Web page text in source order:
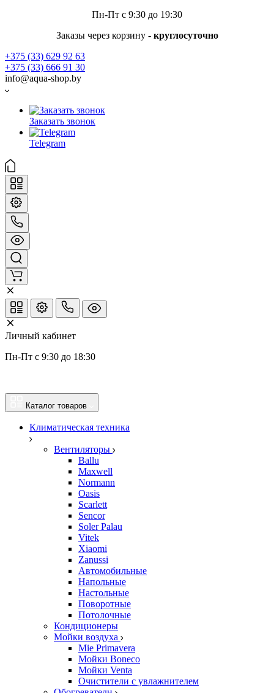
Пн-Пт с 9:30 до 19:30
Заказы через корзину - круглосуточно
+375 (33) 629 92 63
+375 (33) 666 91 30
info@aqua-shop.by
Заказать звонок
Telegram
Личный кабинет
Пн-Пт с 9:30 до 18:30
Каталог товаров
Климатическая техника
Вентиляторы
Ballu
Maxwell
Normann
Oasis
Scarlett
Sencor
Soler Palau
Vitek
Xiaomi
Zanussi
Автомобильные
Напольные
Настольные
Поворотные
Потолочные
Кондиционеры
Мойки воздуха
Mie Primavera
Мойки Boneco
Мойки Venta
Очистители с увлажнителем